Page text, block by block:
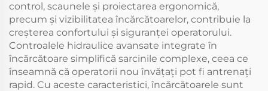
control, scaunele și proiectarea ergonomică,
precum și vizibilitatea încărcătoarelor, contribuie la
creșterea confortului și siguranței operatorului.
Controalele hidraulice avansate integrate în
încărcătoare simplifică sarcinile complexe, ceea ce
înseamnă că operatorii nou învățați pot fi antrenați
rapid. Cu aceste caracteristici, încărcătoarele sunt